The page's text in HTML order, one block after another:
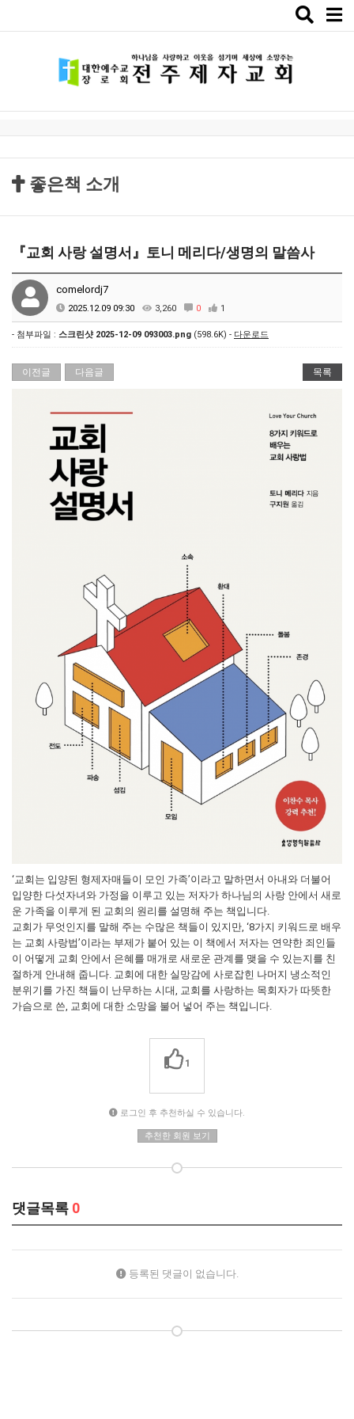
Toggle
좋은책 소개
『교회 사랑 설명서』토니 메리다/생명의 말씀사
comelordj7
2025.12.09 09:30 3,260 0 1
- 첨부파일 : 스크린샷 2025-12-09 093003.png (598.6K) - 다운로드
이전글 다음글 목록
‘교회는 입양된 형제자매들이 모인 가족’이라고 말하면서 아내와 더불어
입양한 다섯자녀와 가정을 이루고 있는 저자가 하나님의 사랑 안에서 새로
운 가족을 이루게 된 교회의 원리를 설명해 주는 책입니다.
교회가 무엇인지를 말해 주는 수많은 책들이 있지만, ‘8가지 키워드로 배우
는 교회 사랑법’이라는 부제가 붙어 있는 이 책에서 저자는 연약한 죄인들
이 어떻게 교회 안에서 은혜를 매개로 새로운 관계를 맺을 수 있는지를 친
절하게 안내해 줍니다. 교회에 대한 실망감에 사로잡힌 나머지 냉소적인
분위기를 가진 책들이 난무하는 시대, 교회를 사랑하는 목회자가 따뜻한
가슴으로 쓴, 교회에 대한 소망을 불어 넣어 주는 책입니다.
1
로그인 후 추천하실 수 있습니다.
추천한 회원 보기
댓글목록 0
등록된 댓글이 없습니다.